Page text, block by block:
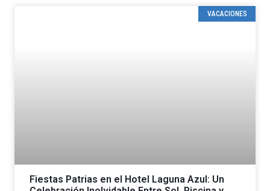
VACACIONES
Fiestas Patrias en el Hotel Laguna Azul: Un